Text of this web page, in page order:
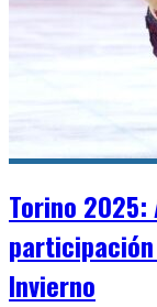
Torino
participación
Invierno